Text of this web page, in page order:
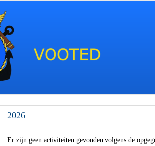
2026
Er zijn geen activiteiten gevonden volgens de